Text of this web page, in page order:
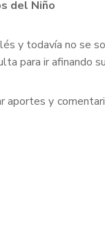
del Niño
y todavía no se
para ir afinando
y